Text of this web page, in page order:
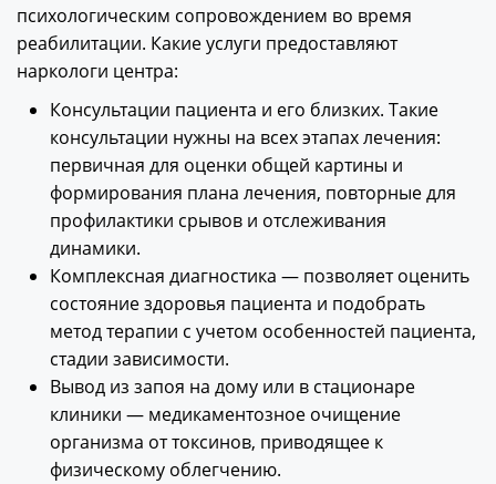
психологическим сопровождением во время
реабилитации. Какие услуги предоставляют
наркологи центра:
Консультации пациента и его близких. Такие
консультации нужны на всех этапах лечения:
первичная для оценки общей картины и
формирования плана лечения, повторные для
профилактики срывов и отслеживания
динамики.
Комплексная диагностика — позволяет оценить
состояние здоровья пациента и подобрать
метод терапии с учетом особенностей пациента,
стадии зависимости.
Вывод из запоя на дому или в стационаре
клиники — медикаментозное очищение
организма от токсинов, приводящее к
физическому облегчению.